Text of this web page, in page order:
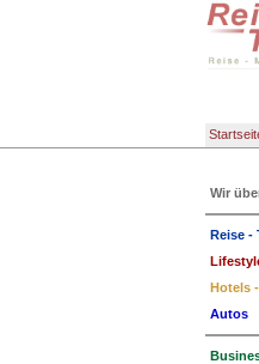
Wir
Reise -
Hotels
Autos